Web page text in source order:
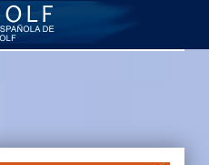
Asociación Española de Seniors de Golf